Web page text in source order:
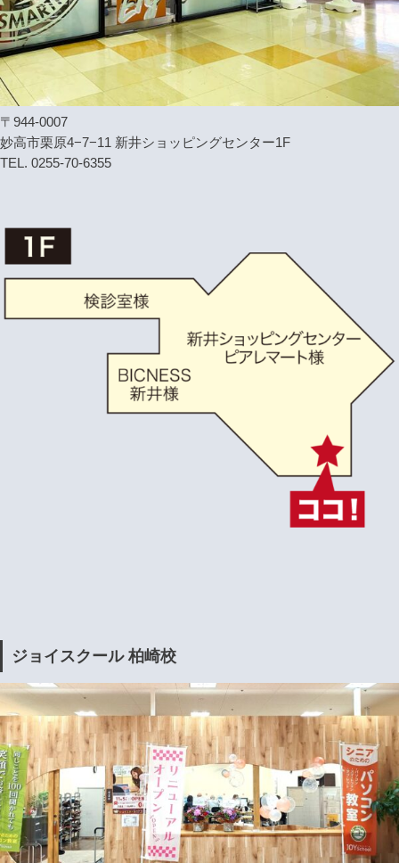
〒944-0007
妙高市栗原4−7−11 新井ショッピングセンター1F
TEL. 0255-70-6355
ジョイスクール 柏崎校